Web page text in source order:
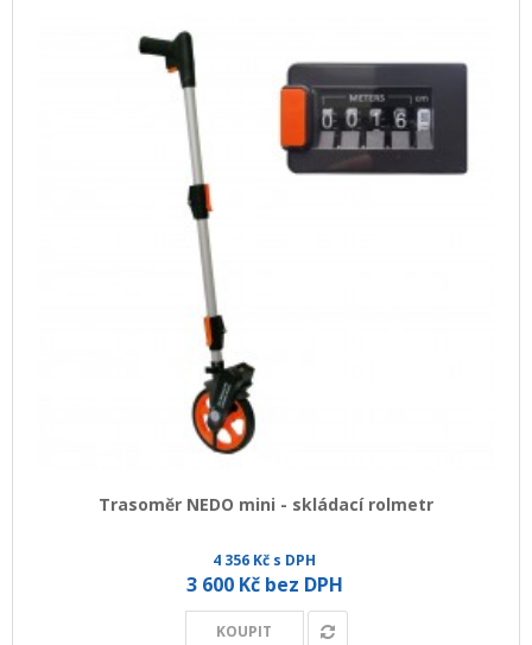
Trasoměr NEDO mini - skládací rolmetr
4 356 Kč s DPH
3 600 Kč bez DPH
KOUPIT